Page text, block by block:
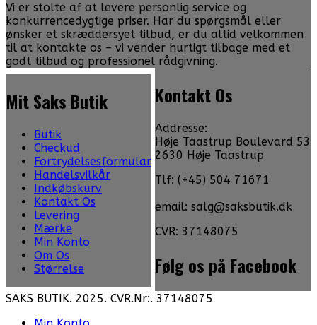
Vi er stolte af at levere personlig service og
konkurrencedygtige priser. Har du spørgsmål eller
ønsker et skræddersyet tilbud, er du altid velkommen
til at kontakte os – vi vender hurtigt tilbage med et
godt tilbud og professionel rådgivning.
Mit Saks Butik
Butik
Checkud
Fortrydelsesformular
Handelsvilkår
Indkøbskurv
Kontakt Os
Levering
Mærke
Min Konto
Om Os
Størrelse
Kontakt Os
Addresse:
Høje Taastrup Boulevard 53
2630 Høje Taastrup
Tlf: (+45) 504 71671
email: salg@saksbutik.dk
CVR: 37148075
Følg os på Facebook
SAKS BUTIK. 2025. CVR.Nr:. 37148075